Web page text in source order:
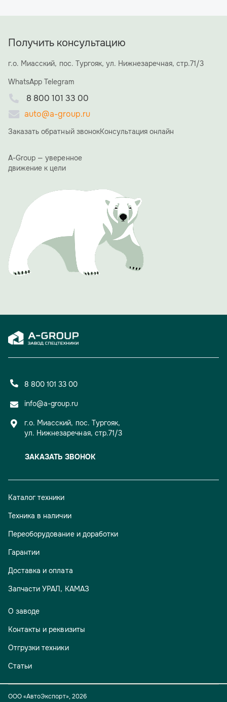
Получить консультацию
8 800 101 33 00
auto@a-group.ru
г.о. Миасский, пос. Тургояк, ул. Нижнезаречная, стр.71/3
WhatsApp Telegram
Заказать обратный звонокКонсультация онлайн
A-Group — уверенное
движение к цели
Каталог техники
Техника в наличии
Переоборудование и доработки
Гарантии
Доставка и оплата
Запчасти УРАЛ, КАМАЗ
О заводе
Контакты и реквизиты
Отгрузки техники
Статьи
8 800 101 33 00
info@a-group.ru
г.о. Миасский, пос. Тургояк,
ул. Нижнезаречная, стр.71/3
ЗАКАЗАТЬ ЗВОНОК
ООО «АвтоЭкспорт»,2026